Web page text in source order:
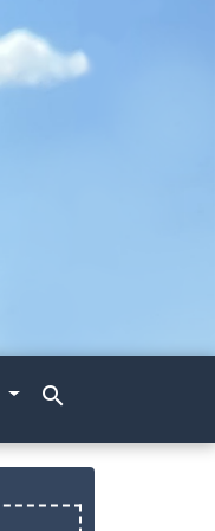
search